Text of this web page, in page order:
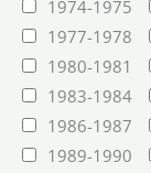
1974-1975
1977-1978
1980-1981
1983-1984
1986-1987
1989-1990